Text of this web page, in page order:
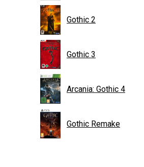
Gothic 2
Gothic 3
Arcania: Gothic 4
Gothic Remake